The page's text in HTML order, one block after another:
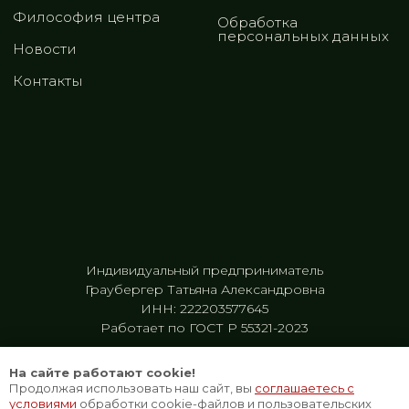
На сайте работают cookie!
Продолжая использовать наш сайт, вы соглашаетесь с
условиями обработки cookie-файлов и пользовательских